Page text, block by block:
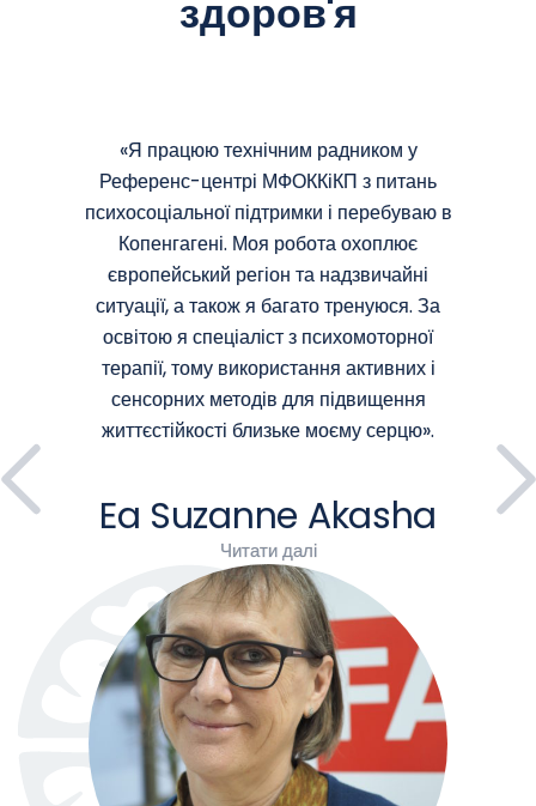
здоров'я
«Я працюю технічним радником у
Референс-центрі МФОККіКП з питань
психосоціальної підтримки і перебуваю в
Копенгагені. Моя робота охоплює
європейський регіон та надзвичайні
ситуації, а також я багато тренуюся. За
освітою я спеціаліст з психомоторної
терапії, тому використання активних і
сенсорних методів для підвищення
життєстійкості близьке моєму серцю».
Ea Suzanne Akasha
Читати далі